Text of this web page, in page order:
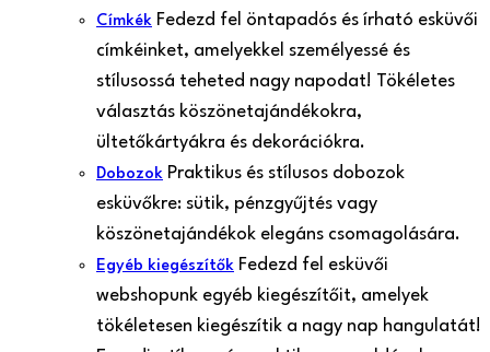
Címkék Fedezd fel öntapadós és írható esküvői
címkéinket, amelyekkel személyessé és
stílusossá teheted nagy napodat! Tökéletes
választás köszönetajándékokra,
ültetőkártyákra és dekorációkra.
Dobozok Praktikus és stílusos dobozok
esküvőkre: sütik, pénzgyűjtés vagy
köszönetajándékok elegáns csomagolására.
Egyéb kiegészítők Fedezd fel esküvői
webshopunk egyéb kiegészítőit, amelyek
tökéletesen kiegészítik a nagy nap hangulatát!